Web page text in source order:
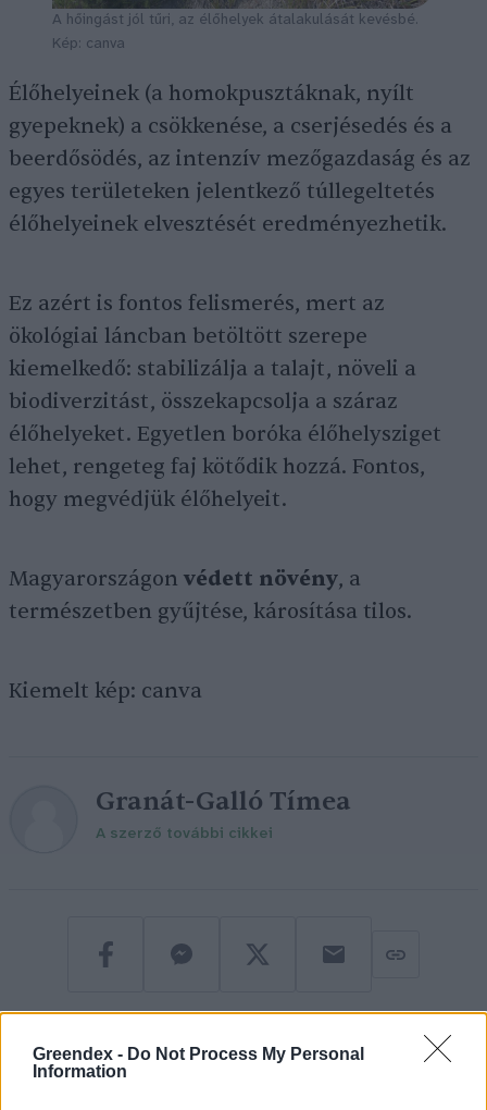
Greendex - Do Not Process My Personal
Information
A hőingást jól tűri, az élőhelyek átalakulását kevésbé.
Kép: canva
Élőhelyeinek (a homokpusztáknak, nyílt
gyepeknek) a csökkenése, a cserjésedés és a
beerdősödés, az intenzív mezőgazdaság és az
egyes területeken jelentkező túllegeltetés
élőhelyeinek elvesztését eredményezhetik.
Ez azért is fontos felismerés, mert az
ökológiai láncban betöltött szerepe
kiemelkedő: stabilizálja a talajt, növeli a
biodiverzitást, összekapcsolja a száraz
élőhelyeket. Egyetlen boróka élőhelysziget
lehet, rengeteg faj kötődik hozzá. Fontos,
hogy megvédjük élőhelyeit.
Magyarországon védett növény, a
természetben gyűjtése, károsítása tilos.
Kiemelt kép: canva
Granát-Galló Tímea
A szerző további cikkei